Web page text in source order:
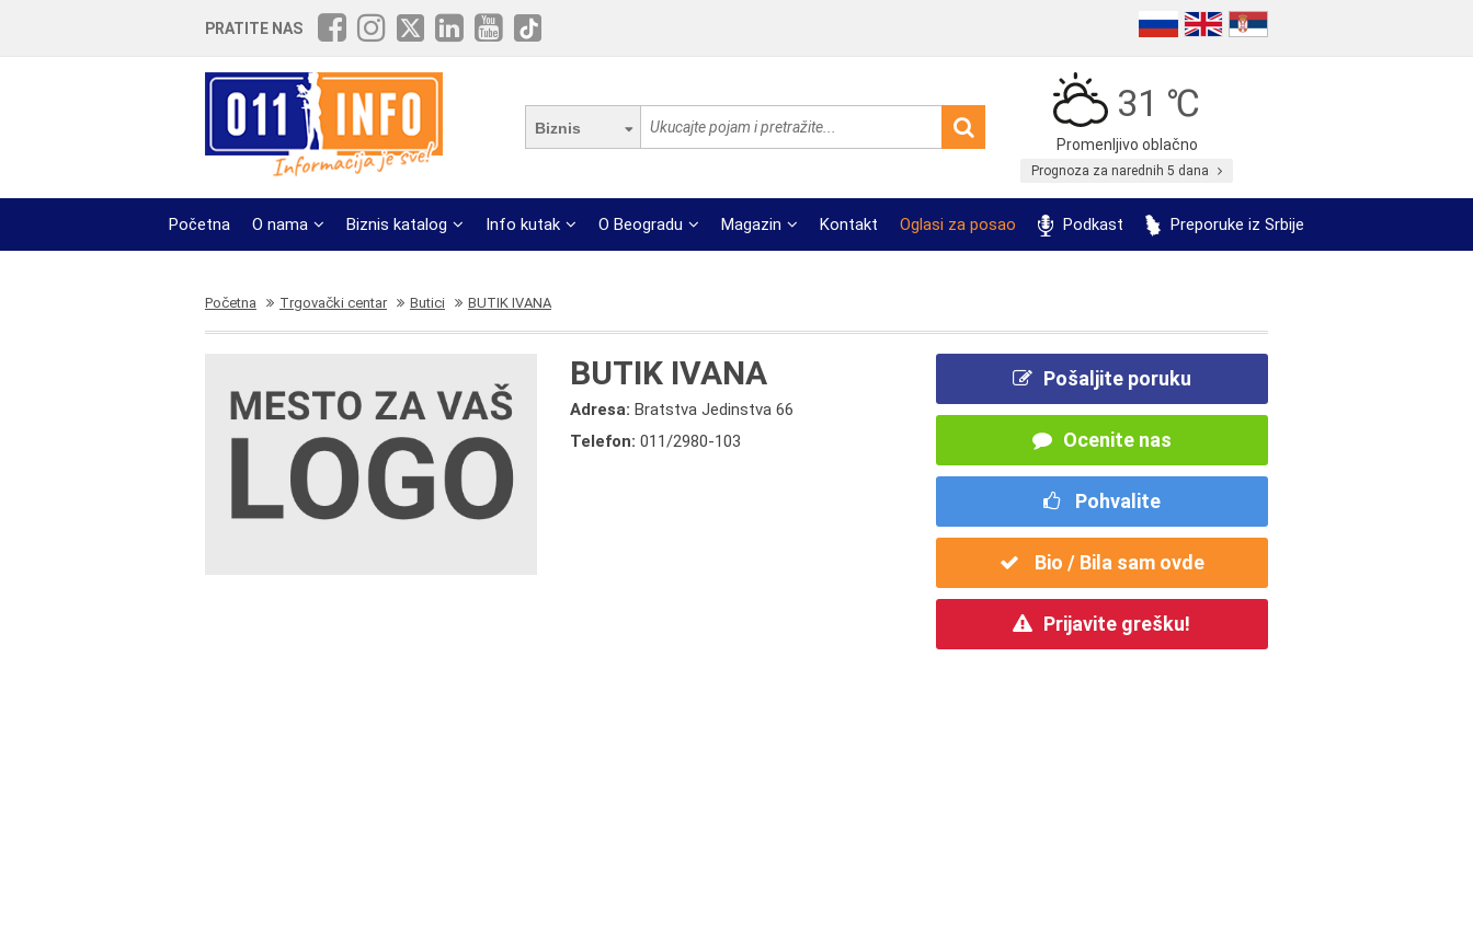
PRATITE NAS
Biznis
31 ℃
Promenljivo oblačno
Prognoza za narednih 5 dana
Početna O nama Biznis katalog Info kutak O Beogradu Magazin Kontakt Oglasi za posao Podkast Preporuke iz Srbije
Početna Trgovački centar Butici BUTIK IVANA
BUTIK IVANA
Adresa:Bratstva Jedinstva 66
Telefon:011/2980-103
Pošaljite poruku
Ocenite nas
Pohvalite
Bio / Bila sam ovde
Prijavite grešku!